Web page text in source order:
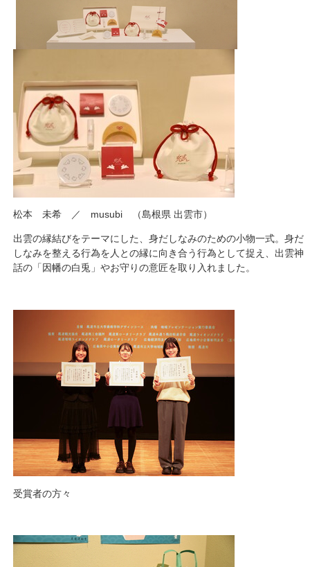
松本 未希 ／ musubi （島根県 出雲市）
出雲の縁結びをテーマにした、身だしなみのための小物一式。身だ
しなみを整える行為を人との縁に向き合う行為として捉え、出雲神
話の「因幡の白兎」やお守りの意匠を取り入れました。
受賞者の方々